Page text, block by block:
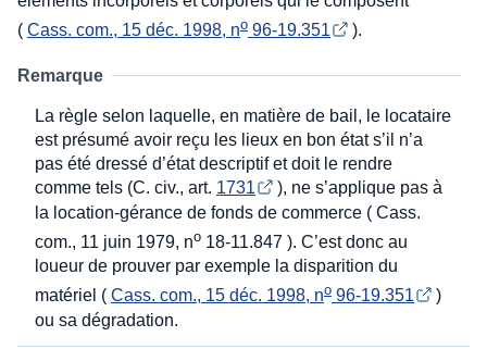
( Cass. com., 15 déc. 1998, no 96-19.351 ).
Remarque
La règle selon laquelle, en matière de bail, le locataire
est présumé avoir reçu les lieux en bon état s’il n’a
pas été dressé d’état descriptif et doit le rendre
comme tels (C. civ., art. 1731
), ne s’applique pas à
la location-gérance de fonds de commerce ( Cass.
com., 11 juin 1979, no 18-11.847 ). C’est donc au
loueur de prouver par exemple la disparition du
matériel ( Cass. com., 15 déc. 1998, no 96-19.351
)
ou sa dégradation.